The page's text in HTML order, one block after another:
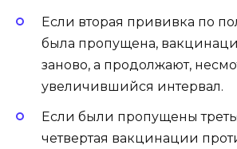
Если вторая прививка по
была пропущена,
заново, а продолжают,
увеличившийся интервал.
Если были пропущены
четвертая вакцинации